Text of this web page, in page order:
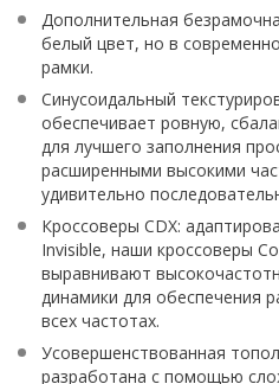
Дополнительная
белый цвет, но в
рамки.
Синусоидальный
обеспечивает ровную,
для лучшего заполнения
расширенными высокими
удивительно
Кроссоверы CDX:
Invisible, наши кроссоверы
выравнивают
динамики для обеспечения
всех частотах.
Усовершенствованная
разработана с помощью